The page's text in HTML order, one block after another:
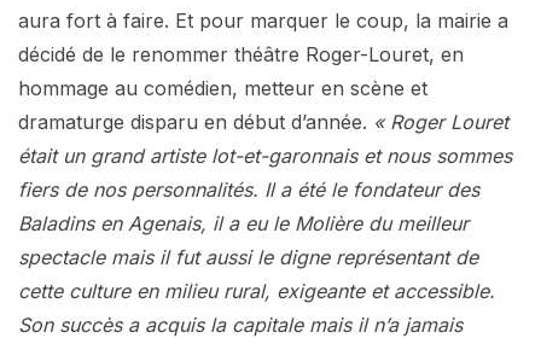
aura fort à faire. Et pour marquer le coup, la mairie a
décidé de le renommer théâtre Roger-Louret, en
hommage au comédien, metteur en scène et
dramaturge disparu en début d’année. « Roger Louret
était un grand artiste lot-et-garonnais et nous sommes
fiers de nos personnalités. Il a été le fondateur des
Baladins en Agenais, il a eu le Molière du meilleur
spectacle mais il fut aussi le digne représentant de
cette culture en milieu rural, exigeante et accessible.
Son succès a acquis la capitale mais il n’a jamais